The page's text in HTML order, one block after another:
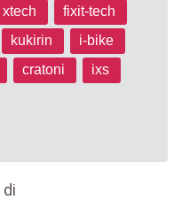
xtech
fixit-tech
kukirin
i-bike
cratoni
ixs
di